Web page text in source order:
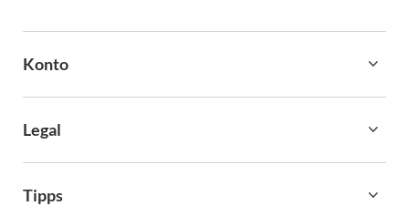
Konto
Legal
Tipps